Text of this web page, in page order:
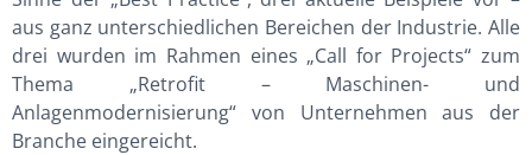
aus ganz unterschiedlichen Bereichen der Industrie. Alle
drei wurden im Rahmen eines „Call for Projects“ zum
Thema „Retrofit – Maschinen- und
Anlagenmodernisierung“ von Unternehmen aus der
Branche eingereicht.